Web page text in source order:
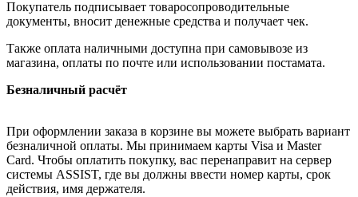
Покупатель подписывает товаросопроводительные
документы, вносит денежные средства и получает чек.
Также оплата наличными доступна при самовывозе из
магазина, оплаты по почте или использовании постамата.
Безналичный расчёт
При оформлении заказа в корзине вы можете выбрать вариант
безналичной оплаты. Мы принимаем карты Visa и Master
Card. Чтобы оплатить покупку, вас перенаправит на сервер
системы ASSIST, где вы должны ввести номер карты, срок
действия, имя держателя.